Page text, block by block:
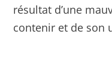
résultat d’une
contenir et de son